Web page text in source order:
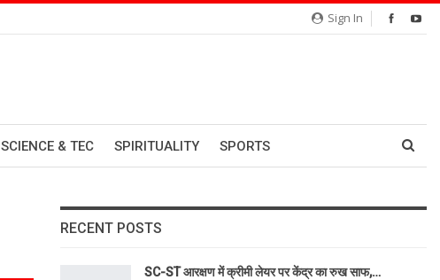
Sign In
SCIENCE & TEC SPIRITUALITY SPORTS
RECENT POSTS
SC-ST आरक्षण में क्रीमी लेयर पर केंद्र का रुख साफ,…